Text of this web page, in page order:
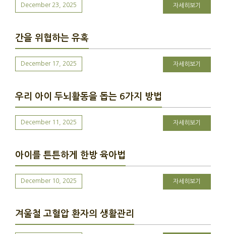
December 23, 2025 자세히보기
간을 위협하는 유혹
December 17, 2025 자세히보기
우리 아이 두뇌활동을 돕는 6가지 방법
December 11, 2025 자세히보기
아이를 튼튼하게 한방 육아법
December 10, 2025 자세히보기
겨울철 고혈압 환자의 생활관리